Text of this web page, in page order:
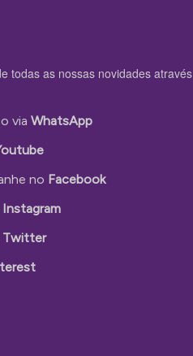
todas as nossas novidades
via WhatsApp
no Facebook
Instagram
Twitter